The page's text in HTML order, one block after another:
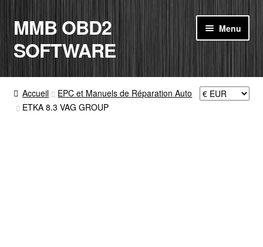
Aller
à
la
Aller
au
contenu
MMB OBD2
SOFTWARE
Menu
ACCUEIL
BOUTIQUE
Accueil
EPC et Manuels de Réparation Auto
ETKA 8.3 VAG GROUP